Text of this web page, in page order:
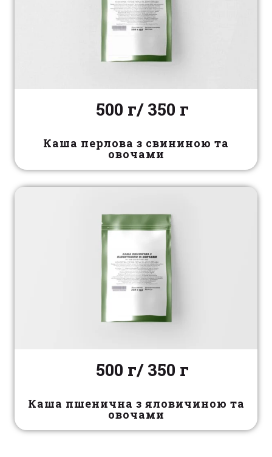
500 г/ 350 г
Каша перлова з свининою та
овочами
500 г/ 350 г
Каша пшенична з яловичиною та
овочами